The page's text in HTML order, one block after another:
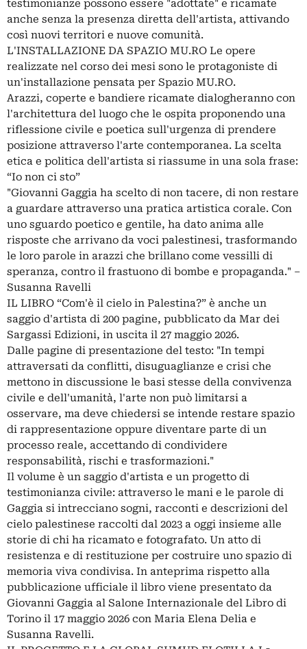
testimonianze possono essere "adottate" e ricamate
anche senza la presenza diretta dell'artista, attivando
così nuovi territori e nuove comunità.
L'INSTALLAZIONE DA SPAZIO MU.RO Le opere
realizzate nel corso dei mesi sono le protagoniste di
un'installazione pensata per Spazio MU.RO.
Arazzi, coperte e bandiere ricamate dialogheranno con
l'architettura del luogo che le ospita proponendo una
riflessione civile e poetica sull'urgenza di prendere
posizione attraverso l'arte contemporanea. La scelta
etica e politica dell'artista si riassume in una sola frase:
“Io non ci sto”
"Giovanni Gaggia ha scelto di non tacere, di non restare
a guardare attraverso una pratica artistica corale. Con
uno sguardo poetico e gentile, ha dato anima alle
risposte che arrivano da voci palestinesi, trasformando
le loro parole in arazzi che brillano come vessilli di
speranza, contro il frastuono di bombe e propaganda." –
Susanna Ravelli
IL LIBRO “Com'è il cielo in Palestina?” è anche un
saggio d'artista di 200 pagine, pubblicato da Mar dei
Sargassi Edizioni, in uscita il 27 maggio 2026.
Dalle pagine di presentazione del testo: "In tempi
attraversati da conflitti, disuguaglianze e crisi che
mettono in discussione le basi stesse della convivenza
civile e dell'umanità, l'arte non può limitarsi a
osservare, ma deve chiedersi se intende restare spazio
di rappresentazione oppure diventare parte di un
processo reale, accettando di condividere
responsabilità, rischi e trasformazioni."
Il volume è un saggio d'artista e un progetto di
testimonianza civile: attraverso le mani e le parole di
Gaggia si intrecciano sogni, racconti e descrizioni del
cielo palestinese raccolti dal 2023 a oggi insieme alle
storie di chi ha ricamato e fotografato. Un atto di
resistenza e di restituzione per costruire uno spazio di
memoria viva condivisa. In anteprima rispetto alla
pubblicazione ufficiale il libro viene presentato da
Giovanni Gaggia al Salone Internazionale del Libro di
Torino il 17 maggio 2026 con Maria Elena Delia e
Susanna Ravelli.